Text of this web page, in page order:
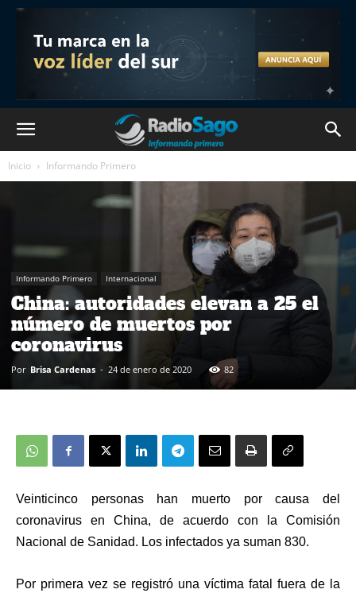
Inicio Informando Primero
Informando Primero Internacional
China: autoridades elevan a 25 el
número de muertos por
coronavirus
Por Brisa Cardenas - 24 de enero de 2020 82
Veinticinco personas han muerto por causa del
coronavirus en China, de acuerdo con la Comisión
Nacional de Sanidad. Los infectados ya suman 830.
Por primera vez se registró una víctima fatal fuera de la